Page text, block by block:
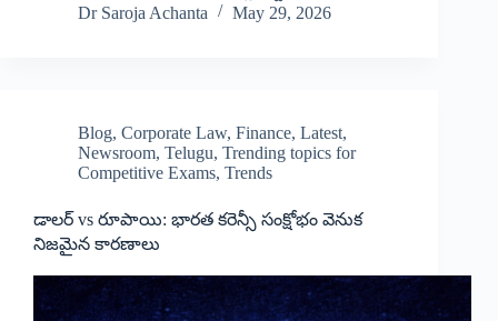
Dr Saroja Achanta
May 29, 2026
Blog, Corporate Law, Finance, Latest,
Newsroom, Telugu, Trending topics for
Competitive Exams, Trends
డాలర్ vs రూపాయి: భారత కరెన్సీ సంక్షోభం వెనుక
నిజమైన కారణాలు